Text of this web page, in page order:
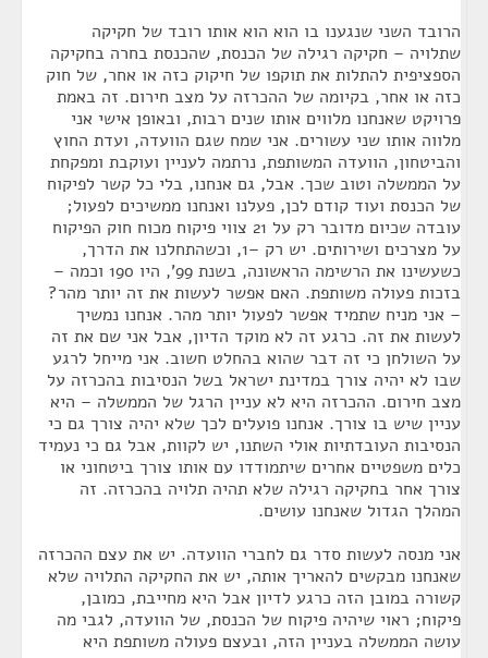
הרובד השני שנגענו בו הוא הוא אותו רובד של חקיקה
שתלויה – חקיקה רגילה של הכנסת, שהכנסת בחרה בחקיקה
הספציפית להתלות את תוקפו של חיקוק כזה או אחר, של חוק
כזה או אחר, בקיומה של ההכרזה על מצב חירום. זה באמת
פרויקט שאנחנו מלווים אותו שנים רבות, ובאופן אישי אני
מלווה אותו שני עשורים. אני שמח שגם הוועדה, ועדת החוץ
והביטחון, הוועדה המשותפת, נרתמה לעניין ועוקבת ומפקחת
על הממשלה וטוב שכך. אבל, גם אנחנו, בלי כל קשר לפיקוח
של הכנסת ועוד קודם לכן, פעלנו ואנחנו ממשיכים לפעול;
עובדה שכיום מדובר רק על 21 צווי פיקוח מכוח חוק הפיקוח
על מצרכים ושירותים. יש רק –1, וכשהתחלנו את הדרך,
כשעשינו את הרשימה הראשונה, בשנת 99', היו 190 וכמה –
בזכות פעולה משותפת. האם אפשר לעשות את זה יותר מהר?
– אני מניח שתמיד אפשר לפעול יותר מהר. אנחנו נמשיך
לעשות את זה. כרגע זה לא מוקד הדיון, אבל אני שם את זה
על השולחן כי זה דבר שהוא בהחלט חשוב. אני מייחל לרגע
שבו לא יהיה צורך במדינת ישראל בשל הנסיבות בהכרזה על
מצב חירום. ההכרזה היא לא עניין הרגל של הממשלה – היא
עניין שיש בו צורך. אנחנו פועלים לכך שלא יהיה צורך גם כי
הנסיבות העובדתיות אולי השתנו, יש לקוות, אבל גם כי נעמיד
כלים משפטיים אחרים שיתמודדו עם אותו צורך ביטחוני או
צורך אחר בחקיקה רגילה שלא תהיה תלויה בהכרזה. זה
המהלך הגדול שאנחנו עושים.
אני מנסה לעשות סדר גם לחברי הוועדה. יש את עצם ההכרזה
שאנחנו מבקשים להאריך אותה, יש את החקיקה התלויה שלא
קשורה במובן הזה כרגע לדיון אבל היא מחייבת, כמובן,
פיקוח; ראוי שיהיה פיקוח של הכנסת, של הוועדה, לגבי מה
עושה הממשלה בעניין הזה, ובעצם פעולה משותפת היא